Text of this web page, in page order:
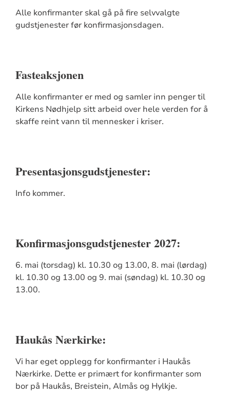
Alle konfirmanter skal gå på fire selvvalgte
gudstjenester før konfirmasjonsdagen.
Fasteaksjonen
Alle konfirmanter er med og samler inn penger til
Kirkens Nødhjelp sitt arbeid over hele verden for å
skaffe reint vann til mennesker i kriser.
Presentasjonsgudstjenester:
Info kommer.
Konfirmasjonsgudstjenester 2027:
6. mai (torsdag) kl. 10.30 og 13.00, 8. mai (lørdag)
kl. 10.30 og 13.00 og 9. mai (søndag) kl. 10.30 og
13.00.
Haukås Nærkirke:
Vi har eget opplegg for konfirmanter i Haukås
Nærkirke. Dette er primært for konfirmanter som
bor på Haukås, Breistein, Almås og Hylkje.